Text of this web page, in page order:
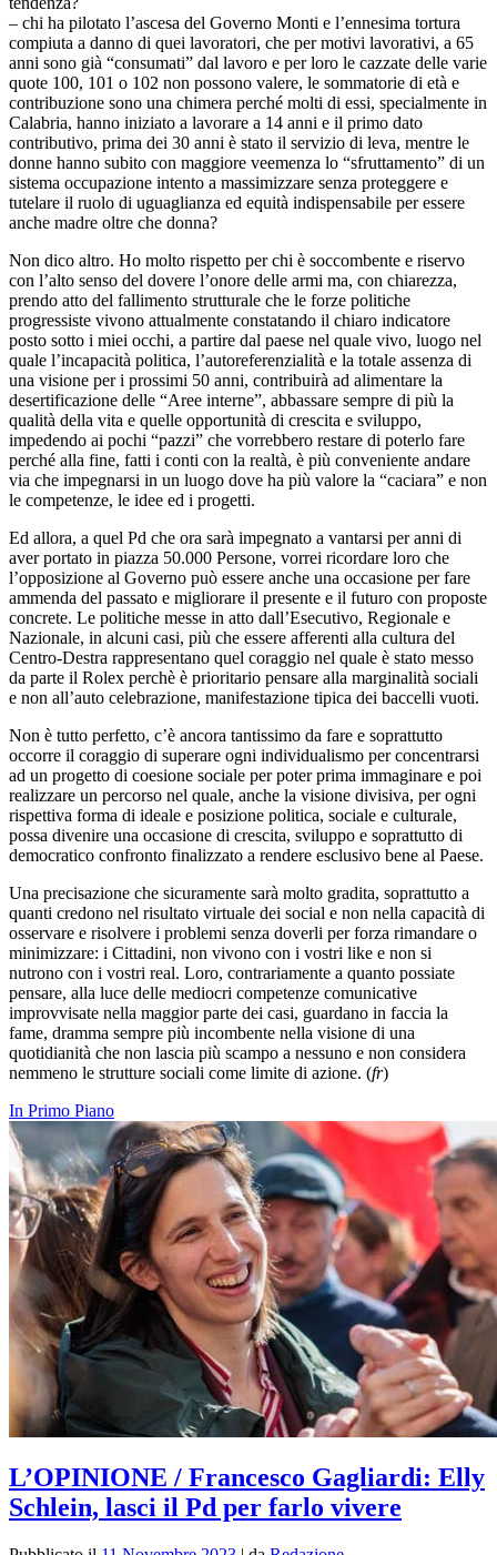
– chi ha pilotato l’ascesa del Governo Monti e l’ennesima tortura
compiuta a danno di quei lavoratori, che per motivi lavorativi, a 65
anni sono già “consumati” dal lavoro e per loro le cazzate delle varie
quote 100, 101 o 102 non possono valere, le sommatorie di età e
contribuzione sono una chimera perché molti di essi, specialmente in
Calabria, hanno iniziato a lavorare a 14 anni e il primo dato
contributivo, prima dei 30 anni è stato il servizio di leva, mentre le
donne hanno subito con maggiore veemenza lo “sfruttamento” di un
sistema occupazione intento a massimizzare senza proteggere e
tutelare il ruolo di uguaglianza ed equità indispensabile per essere
anche madre oltre che donna?
Non dico altro. Ho molto rispetto per chi è soccombente e riservo
con l’alto senso del dovere l’onore delle armi ma, con chiarezza,
prendo atto del fallimento strutturale che le forze politiche
progressiste vivono attualmente constatando il chiaro indicatore
posto sotto i miei occhi, a partire dal paese nel quale vivo, luogo nel
quale l’incapacità politica, l’autoreferenzialità e la totale assenza di
una visione per i prossimi 50 anni, contribuirà ad alimentare la
desertificazione delle “Aree interne”, abbassare sempre di più la
qualità della vita e quelle opportunità di crescita e sviluppo,
impedendo ai pochi “pazzi” che vorrebbero restare di poterlo fare
perché alla fine, fatti i conti con la realtà, è più conveniente andare
via che impegnarsi in un luogo dove ha più valore la “caciara” e non
le competenze, le idee ed i progetti.
Ed allora, a quel Pd che ora sarà impegnato a vantarsi per anni di
aver portato in piazza 50.000 Persone, vorrei ricordare loro che
l’opposizione al Governo può essere anche una occasione per fare
ammenda del passato e migliorare il presente e il futuro con proposte
concrete. Le politiche messe in atto dall’Esecutivo, Regionale e
Nazionale, in alcuni casi, più che essere afferenti alla cultura del
Centro-Destra rappresentano quel coraggio nel quale è stato messo
da parte il Rolex perchè è prioritario pensare alla marginalità sociali
e non all’auto celebrazione, manifestazione tipica dei baccelli vuoti.
Non è tutto perfetto, c’è ancora tantissimo da fare e soprattutto
occorre il coraggio di superare ogni individualismo per concentrarsi
ad un progetto di coesione sociale per poter prima immaginare e poi
realizzare un percorso nel quale, anche la visione divisiva, per ogni
rispettiva forma di ideale e posizione politica, sociale e culturale,
possa divenire una occasione di crescita, sviluppo e soprattutto di
democratico confronto finalizzato a rendere esclusivo bene al Paese.
Una precisazione che sicuramente sarà molto gradita, soprattutto a
quanti credono nel risultato virtuale dei social e non nella capacità di
osservare e risolvere i problemi senza doverli per forza rimandare o
minimizzare: i Cittadini, non vivono con i vostri like e non si
nutrono con i vostri real. Loro, contrariamente a quanto possiate
pensare, alla luce delle mediocri competenze comunicative
improvvisate nella maggior parte dei casi, guardano in faccia la
fame, dramma sempre più incombente nella visione di una
quotidianità che non lascia più scampo a nessuno e non considera
nemmeno le strutture sociali come limite di azione. (fr)
In Primo Piano
L’OPINIONE / Francesco Gagliardi: Elly
Schlein, lasci il Pd per farlo vivere